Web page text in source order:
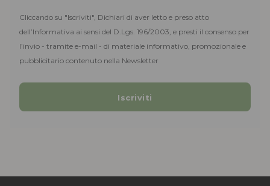
Cliccando su "Iscriviti", Dichiari di aver letto e preso atto
dell’Informativa ai sensi del D.Lgs. 196/2003, e presti il consenso per
l’invio - tramite e-mail - di materiale informativo, promozionale e
pubblicitario contenuto nella Newsletter